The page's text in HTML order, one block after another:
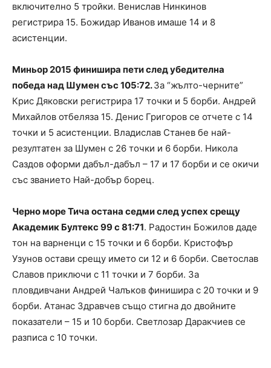
включително 5 тройки. Венислав Нинкинов
регистрира 15. Божидар Иванов имаше 14 и 8
асистенции.
Миньор 2015 финишира пети след убедителна
победа над Шумен със 105:72.За “жълто-черните”
Крис Дяковски регистрира 17 точки и 5 борби. Андрей
Михайлов отбеляза 15. Денис Григоров се отчете с 14
точки и 5 асистенции. Владислав Станев бе най-
резултатен за Шумен с 26 точки и 6 борби. Никола
Саздов оформи дабъл-дабъл – 17 и 17 борби и се окичи
със званието Най-добър борец.
Черно море Тича остана седми след успех срещу
Академик Бултекс 99 с 81:71. Радостин Божилов даде
тон на варненци с 15 точки и 6 борби. Кристофър
Узунов остави срещу името си 12 и 6 борби. Светослав
Славов приключи с 11 точки и 7 борби. За
пловдивчани Андрей Чалъков финишира с 20 точки и 9
борби. Атанас Здравчев също стигна до двойните
показатели – 15 и 10 борби. Светлозар Даракчиев се
разписа с 10 точки.